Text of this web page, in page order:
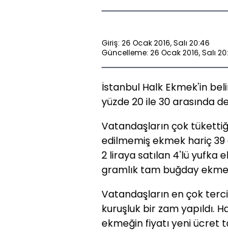
Giriş: 26 Ocak 2016, Salı 20:46
Güncelleme: 26 Ocak 2016, Salı
İstanbul Halk Ekmek'in
yüzde 20 ile 30 arasında
Vatandaşların çok
edilmemiş ekmek hariç 39
2 liraya satılan 4'lü yufka
gramlık tam buğday
Vatandaşların en çok
kuruşluk bir zam yapıldı.
ekmeğin fiyatı yeni ücret